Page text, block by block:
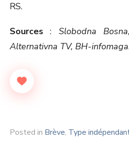
RS.
Sources : Slobodna
Alternativna TV, BH-
Posted in Brève, Type